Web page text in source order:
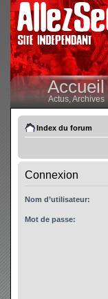
Accueil
Actus,Archives
Index du forum
Connexion
Nom d’utilisateur:
Mot de passe: